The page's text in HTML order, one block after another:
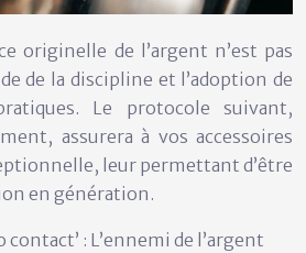
originelle de l’argent n’est pas
de la discipline et l’adoption de
Le protocole suivant,
assurera à vos accessoires
leur permettant d’être
en génération.
contact’ : L’ennemi de l’argent